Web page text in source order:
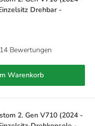
Drehbar -
Bewertungen
Warenkorb
2. Gen V710 (2024 -